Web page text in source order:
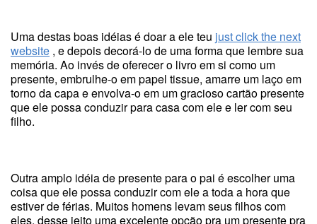
Uma destas boas idéias é doar a ele teu just click the next
website , e depois decorá-lo de uma forma que lembre sua
memória. Ao invés de oferecer o livro em si como um
presente, embrulhe-o em papel tissue, amarre um laço em
torno da capa e envolva-o em um gracioso cartão presente
que ele possa conduzir para casa com ele e ler com seu
filho.
Outra amplo idéia de presente para o pai é escolher uma
coisa que ele possa conduzir com ele a toda a hora que
estiver de férias. Muitos homens levam seus filhos com
eles, desse jeito uma excelente opção pra um presente pra